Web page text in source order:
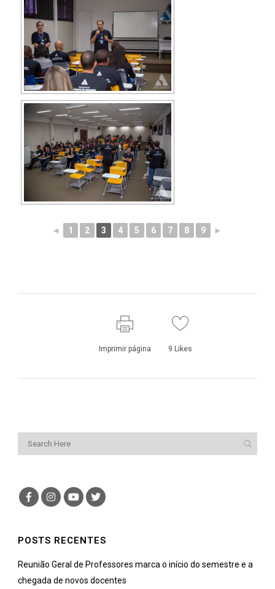
◄ 1 2 3 4 5 6 7 8 9 ►
Imprimir página 9 Likes
POSTS RECENTES
Reunião Geral de Professores marca o início do semestre e a
chegada de novos docentes